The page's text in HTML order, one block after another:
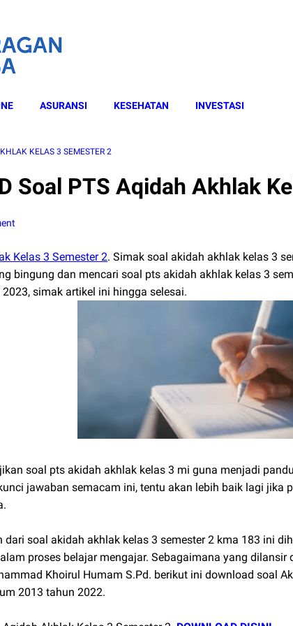
ASURANSI KESEHATAN INVESTASI
KELAS 3 SEMESTER 2
Soal PTS Aqidah Akhlak
Kelas 3 Semester 2. Simak soal akidah akhlak kelas 3
bingung dan mencari soal pts akidah akhlak kelas 3
simak artikel ini hingga selesai.
soal pts akidah akhlak kelas 3 mi guna menjadi
jawaban semacam ini, tentu akan lebih baik lagi jika
soal akidah akhlak kelas 3 semester 2 kma 183 ini
proses belajar mengajar. Sebagaimana yang dilansir
Khoirul Humam S.Pd. berikut ini download soal
2013 tahun 2022.